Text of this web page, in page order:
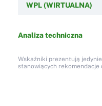
WPL (WIRTUALNA)
Analiza techniczna
Wskaźniki prezentują
stanowiących rekomendacje